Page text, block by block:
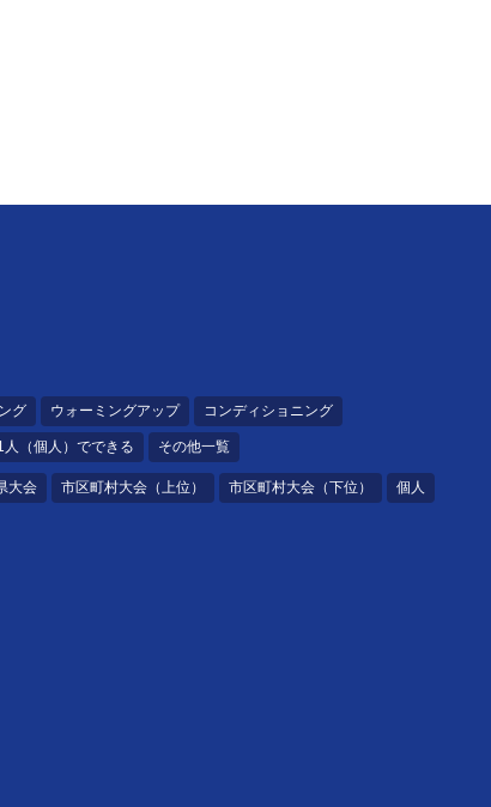
グ ウォーミングアップ コンディショニング
人（個人）でできる その他一覧
大会 市区町村大会（上位） 市区町村大会（下位） 個人